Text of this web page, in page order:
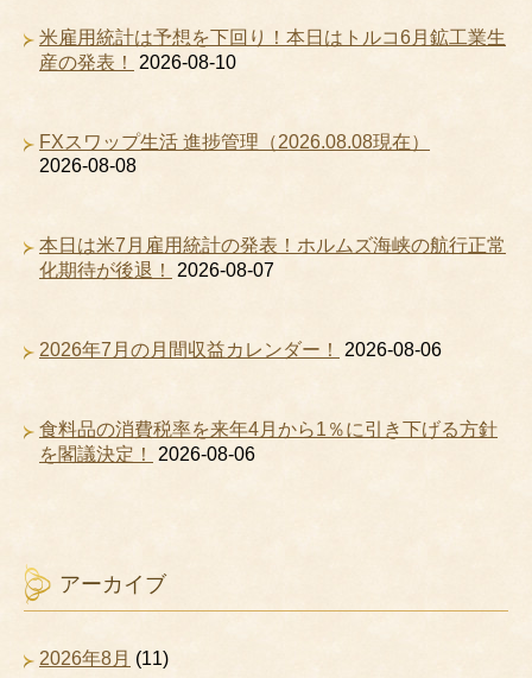
米雇用統計は予想を下回り！本日はトルコ6月鉱工業生
産の発表！
2026-08-10
FXスワップ生活 進捗管理（2026.08.08現在）
2026-08-08
本日は米7月雇用統計の発表！ホルムズ海峡の航行正常
化期待が後退！
2026-08-07
2026年7月の月間収益カレンダー！ 2026-08-06
食料品の消費税率を来年4月から1％に引き下げる方針
を閣議決定！
2026-08-06
アーカイブ
2026年8月 (11)